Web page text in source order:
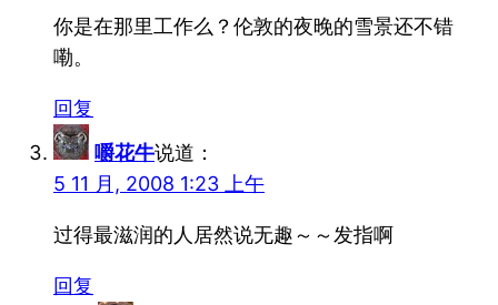
你是在那里工作么？伦敦的夜晚的雪景还不错
嘞。
回复
嚼花牛说道：
5 11 月, 2008 1:23 上午
过得最滋润的人居然说无趣～～发指啊
回复